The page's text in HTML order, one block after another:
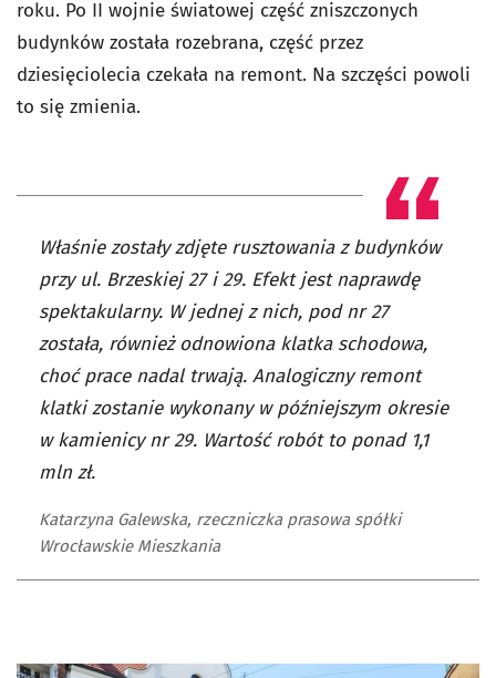
roku. Po II wojnie światowej część zniszczonych
budynków została rozebrana, część przez
dziesięciolecia czekała na remont. Na szczęści powoli
to się zmienia.
Właśnie zostały zdjęte rusztowania z budynków
przy ul. Brzeskiej 27 i 29. Efekt jest naprawdę
spektakularny. W jednej z nich, pod nr 27
została, również odnowiona klatka schodowa,
choć prace nadal trwają. Analogiczny remont
klatki zostanie wykonany w późniejszym okresie
w kamienicy nr 29. Wartość robót to ponad 1,1
mln zł.
Katarzyna Galewska, rzeczniczka prasowa spółki
Wrocławskie Mieszkania